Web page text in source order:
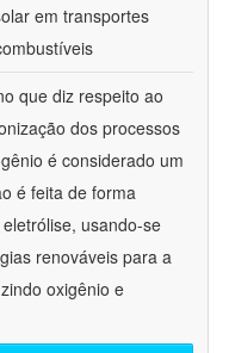
em transportes
que diz respeito ao
dos processos
é considerado um
é feita de forma
usando-se
renováveis para a
oxigênio e